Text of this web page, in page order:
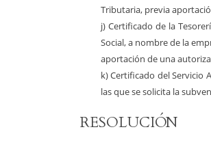
Tributaria, previa
j) Certificado de la
Social, a nombre de la
aportación de una
k) Certificado del Servicio
las que se solicita la
RESOLUCIÓN